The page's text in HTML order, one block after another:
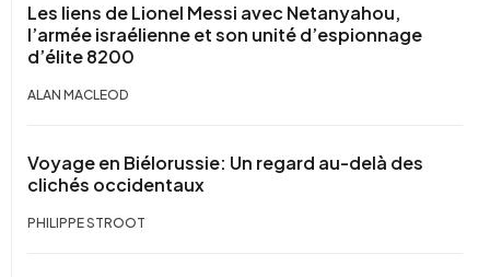
Les liens de Lionel Messi avec Netanyahou,
l’armée israélienne et son unité d’espionnage
d’élite 8200
ALAN MACLEOD
Voyage en Biélorussie: Un regard au-delà des
clichés occidentaux
PHILIPPE STROOT